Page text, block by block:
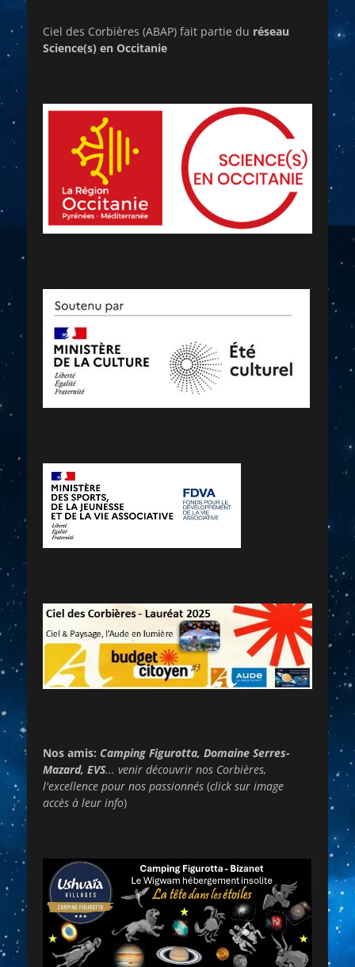
Ciel des Corbières (ABAP) fait partie du réseau
Science(s) en Occitanie
Nos amis: Camping Figurotta, Domaine Serres-
Mazard, EVS... venir découvrir nos Corbières,
l'excellence pour nos passionnés (click sur image
accès à leur info)